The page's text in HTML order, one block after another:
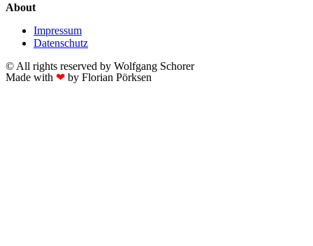
About
Impressum
Datenschutz
© All rights reserved by Wolfgang Schorer
Made with ❤ by Florian Pörksen